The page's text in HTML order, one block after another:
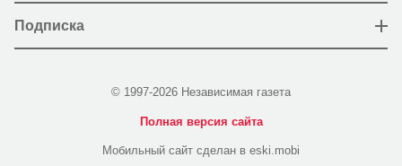
Подписка
© 1997-2026 Независимая газета
Полная версия сайта
Мобильный сайт сделан в eski.mobi